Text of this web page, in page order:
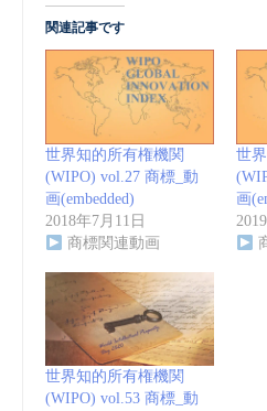
関連記事です
世界知的所有権機関
(WIPO) vol.27 商標_動
画(embedded)
2018年7月11日
商標関連動画
世
画
世界知的所有権機関
(WIPO) vol.53 商標_動